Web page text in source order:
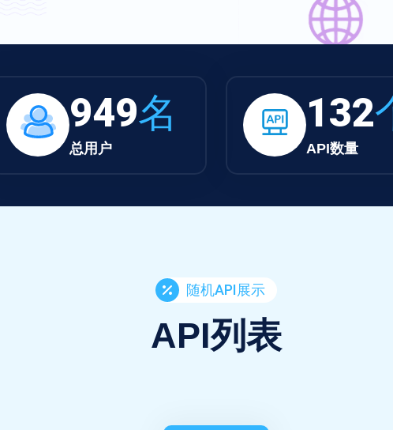
949名
总用户
132
API数量
随机API展示
API列表